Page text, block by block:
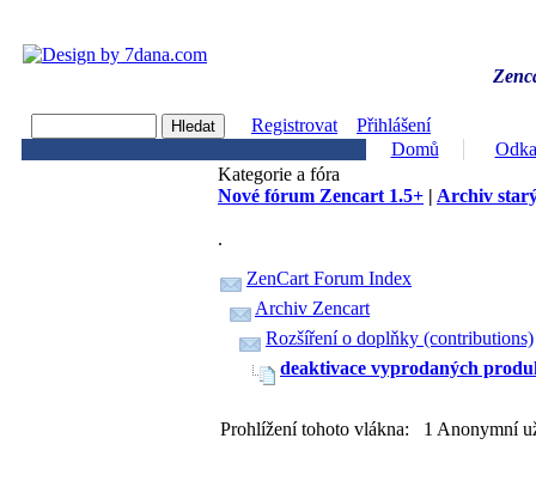
Registrovat
Přihlášení
Domů
Kategorie a fóra
Nové fórum Zencart 1.5+ | Archiv
.
ZenCart Forum Index
Archiv Zencart
Rozšíření o doplňky (contributions)
deaktivace vyprodaných
Prohlížení tohoto vlákna: 1 Anonymní